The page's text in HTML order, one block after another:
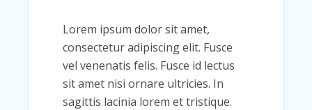
Lorem ipsum dolor sit amet,
consectetur adipiscing elit. Fusce
vel venenatis felis. Fusce id lectus
sit amet nisi ornare ultricies. In
sagittis lacinia lorem et tristique.